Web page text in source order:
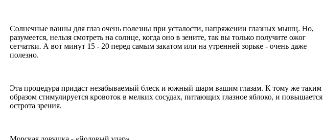
Солнечные ванны для глаз очень полезны при усталости, напряжении глазных мышц. Но,
разумеется, нельзя смотреть на солнце, когда оно в зените, так вы только получите ожог
сетчатки. А вот минут 15 - 20 перед самым закатом или на утренней зорьке - очень даже
полезно.
Эта процедура придаст незабываемый блеск и южный шарм вашим глазам. К тому же таким
образом стимулируется кровоток в мелких сосудах, питающих глазное яблоко, и повышается
острота зрения.